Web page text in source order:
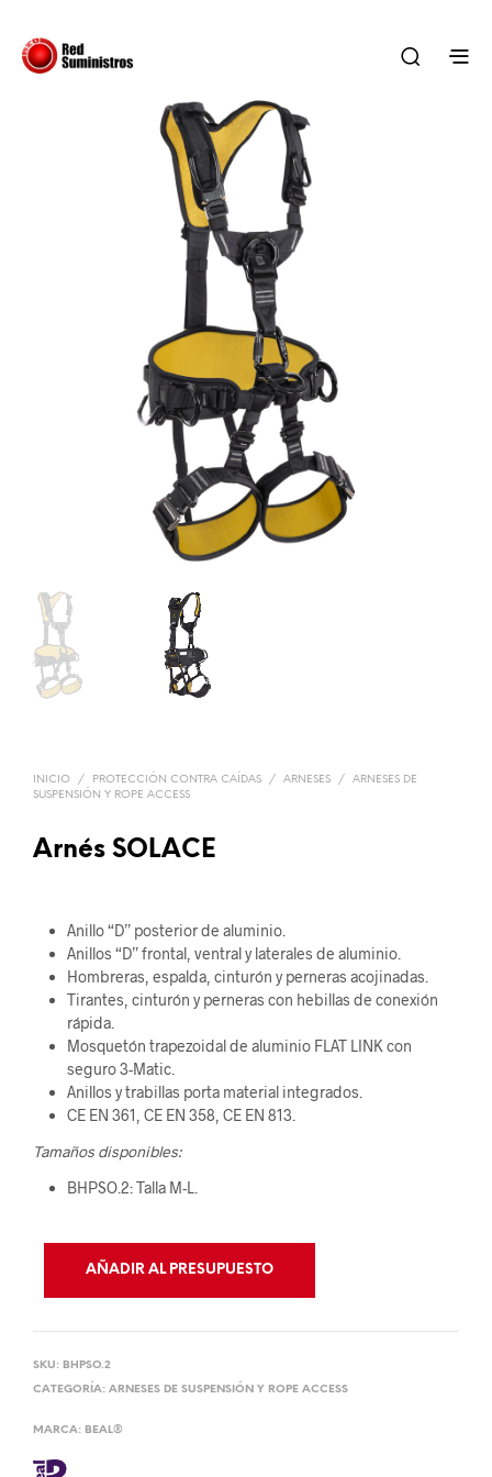
INICIO / PROTECCIÓN CONTRA CAÍDAS / ARNESES /
ARNESES DE
SUSPENSIÓN Y ROPE ACCESS
Arnés SOLACE
Anillo “D” posterior de aluminio.
Anillos “D” frontal, ventral y laterales de aluminio.
Hombreras, espalda, cinturón y perneras acojinadas.
Tirantes, cinturón y perneras con hebillas de conexión
rápida.
Mosquetón trapezoidal de aluminio FLAT LINK con
seguro 3-Matic.
Anillos y trabillas porta material integrados.
CE EN 361, CE EN 358, CE EN 813.
Tamaños disponibles:
BHPSO.2: Talla M-L.
AÑADIR AL PRESUPUESTO
SKU: BHPSO.2
CATEGORÍA: ARNESES DE SUSPENSIÓN Y ROPE ACCESS
MARCA: BEAL®